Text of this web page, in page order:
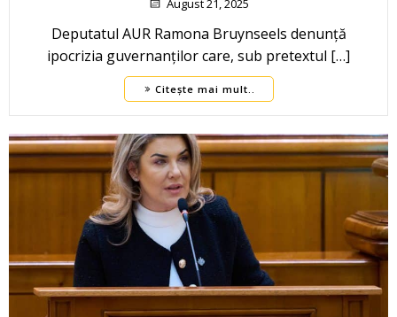
August 21, 2025
Deputatul AUR Ramona Bruynseels denunță
ipocrizia guvernanților care, sub pretextul […]
Citește mai mult..